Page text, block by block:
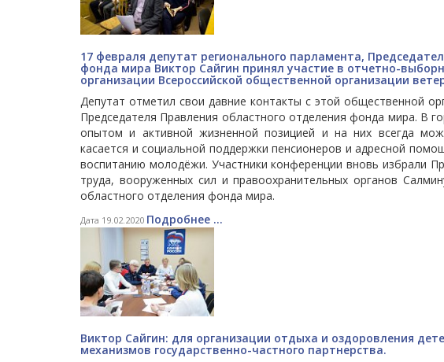
17 февраля депутат регионального парламента,
фонда мира Виктор Сайгин принял участие в отчетно-
организации Всероссийской общественной организации
Депутат отметил свои давние контакты с этой общественной
Председателя Правления областного отделения фонда мира. В
опытом и активной жизненной позицией и на них всегда
касается и социальной поддержки пенсионеров и адресной
воспитанию молодёжи. Участники конференции вновь избрали
труда, вооруженных сил и правоохранительных органов
областного отделения фонда мира.
Дата 19.02.2020 Подробнее ...
Виктор Сайгин: для организации отдыха и оздоровления
механизмов государственно-частного партнерства.